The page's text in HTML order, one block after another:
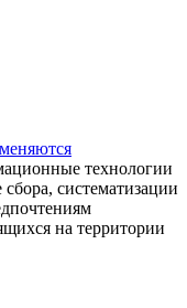
технологии
систематизации
на территории